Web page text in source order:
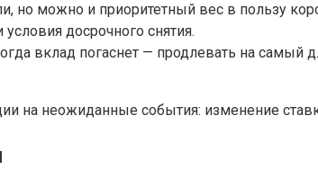
но можно и приоритетный вес в пользу
досрочного снятия.
вклад погаснет — продлевать на самый
на неожиданные события: изменение